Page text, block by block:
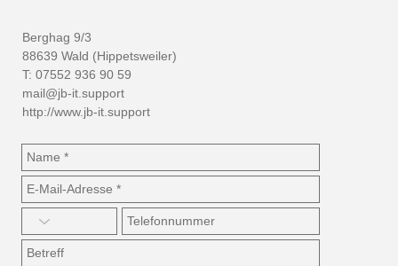
Berghag 9/3
88639 Wald (Hippetsweiler)
T: 07552 936 90 59
mail@jb-it.support
http://www.jb-it.support